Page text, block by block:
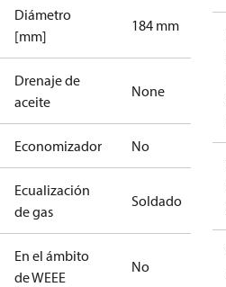
Diámetro
[mm]
184 mm
Drenaje de
aceite
None
Economizador No
Ecualización
de gas
Soldado
En el ámbito
de WEEE
No